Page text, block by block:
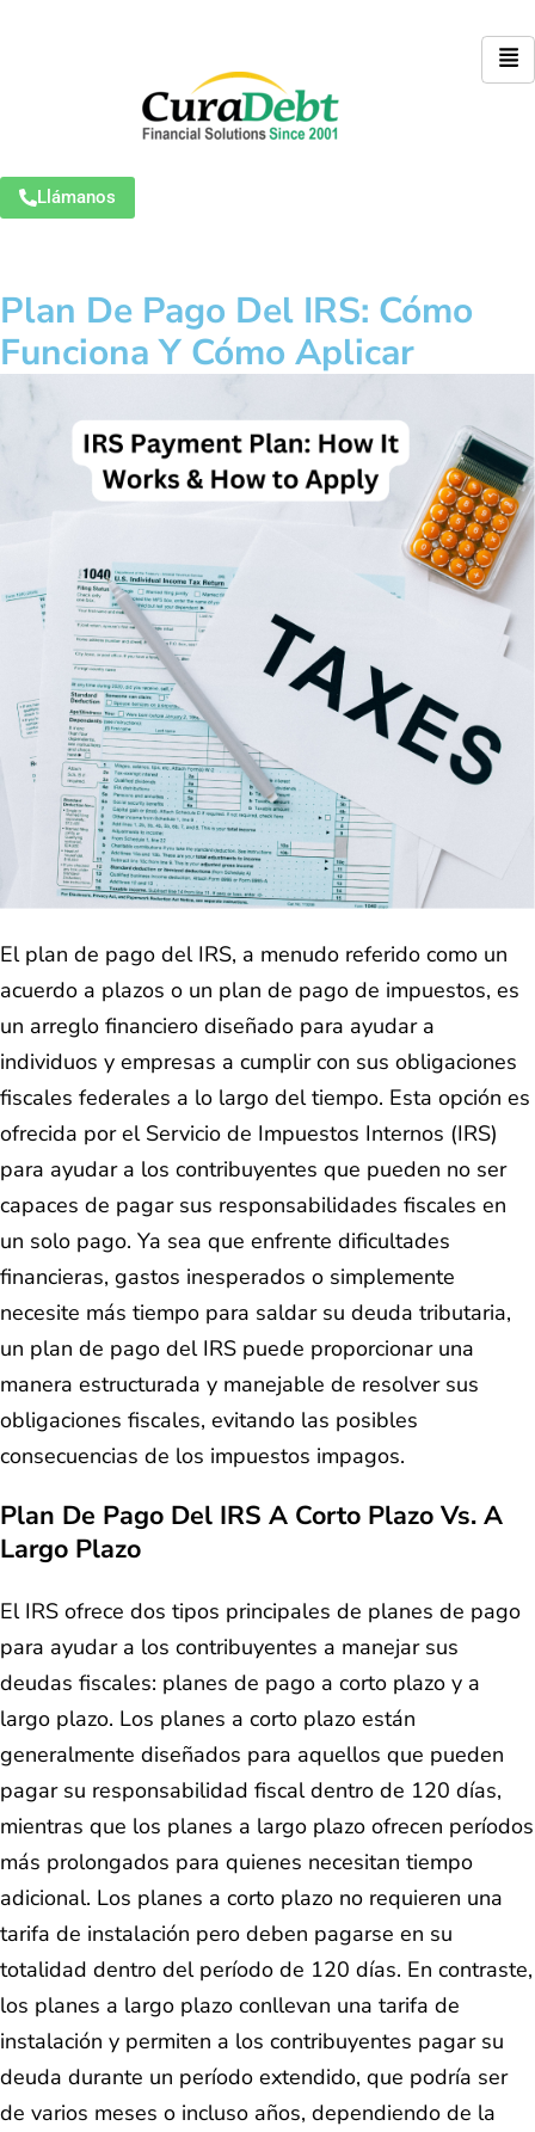
Llámanos
Plan De Pago Del IRS: Cómo
Funciona Y Cómo Aplicar
El plan de pago del IRS, a menudo referido como un
acuerdo a plazos o un plan de pago de impuestos, es
un arreglo financiero diseñado para ayudar a
individuos y empresas a cumplir con sus obligaciones
fiscales federales a lo largo del tiempo. Esta opción es
ofrecida por el Servicio de Impuestos Internos (IRS)
para ayudar a los contribuyentes que pueden no ser
capaces de pagar sus responsabilidades fiscales en
un solo pago. Ya sea que enfrente dificultades
financieras, gastos inesperados o simplemente
necesite más tiempo para saldar su deuda tributaria,
un plan de pago del IRS puede proporcionar una
manera estructurada y manejable de resolver sus
obligaciones fiscales, evitando las posibles
consecuencias de los impuestos impagos.
Plan De Pago Del IRS A Corto Plazo Vs. A
Largo Plazo
El IRS ofrece dos tipos principales de planes de pago
para ayudar a los contribuyentes a manejar sus
deudas fiscales: planes de pago a corto plazo y a
largo plazo. Los planes a corto plazo están
generalmente diseñados para aquellos que pueden
pagar su responsabilidad fiscal dentro de 120 días,
mientras que los planes a largo plazo ofrecen períodos
más prolongados para quienes necesitan tiempo
adicional. Los planes a corto plazo no requieren una
tarifa de instalación pero deben pagarse en su
totalidad dentro del período de 120 días. En contraste,
los planes a largo plazo conllevan una tarifa de
instalación y permiten a los contribuyentes pagar su
deuda durante un período extendido, que podría ser
de varios meses o incluso años, dependiendo de la